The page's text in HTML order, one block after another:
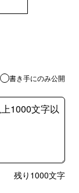
書き手にのみ公開
残り 1000文字